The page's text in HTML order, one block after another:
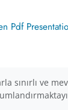
Pdf
sınırlı ve